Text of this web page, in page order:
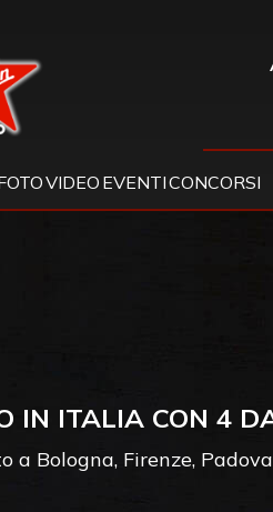
Radio
VIDEO EVENTICONCORSI
IN ITALIA CON 4
Bologna, Firenze,